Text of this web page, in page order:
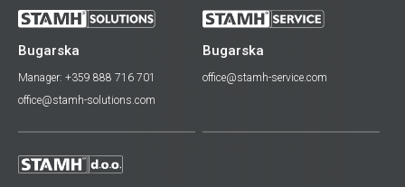
Bugarska
Manager: +359 888 716 701
office@stamh-solutions.com
Bugarska
office@stamh-service.com